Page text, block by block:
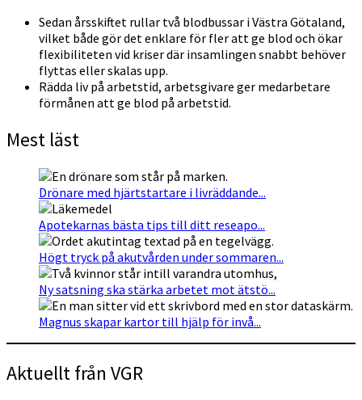
Sedan årsskiftet rullar två blodbussar i Västra Götaland,
vilket både gör det enklare för fler att ge blod och ökar
flexibiliteten vid kriser där insamlingen snabbt behöver
flyttas eller skalas upp.
Rädda liv på arbetstid, arbetsgivare ger medarbetare
förmånen att ge blod på arbetstid.
Mest läst
Drönare med hjärtstartare i livräddande...
Apotekarnas bästa tips till ditt reseapo...
Högt tryck på akutvården under sommaren...
Ny satsning ska stärka arbetet mot ätstö...
Magnus skapar kartor till hjälp för invå...
Aktuellt från VGR